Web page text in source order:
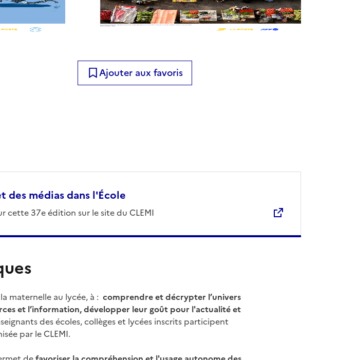
Ajouter aux favoris
des médias dans l'École
cette 37e édition sur le site du CLEMI
maternelle au lycée, à : comprendre et décrypter l’univers
et l’information, développer leur goût pour l'actualité et
des écoles, collèges et lycées inscrits participent
par le CLEMI.